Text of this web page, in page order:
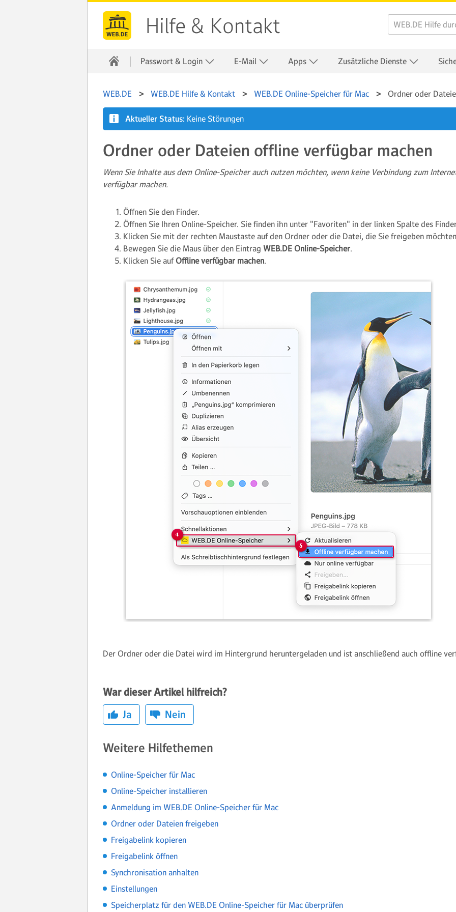
Hilfe & Kontakt
Passwort & Login E-Mail Apps Zusätzliche Dienste
WEB.DE WEB.DE Hilfe & Kontakt WEB.DE Online-Speicher für Mac Ordner oder
Aktueller Status: Keine Störungen
Ordner oder Dateien offline verfügbar machen
Wenn Sie Inhalte aus dem Online-Speicher auch nutzen möchten, wenn keine Verbindung zum
verfügbar machen.
Öffnen Sie den Finder.
Öffnen Sie Ihren Online-Speicher. Sie finden ihn unter "Favoriten" in der linken Spalte des
Klicken Sie mit der rechten Maustaste auf den Ordner oder die Datei, die Sie freigeben
Bewegen Sie die Maus über den Eintrag WEB.DE Online-Speicher.
Klicken Sie auf Offline verfügbar machen.
Der Ordner oder die Datei wird im Hintergrund heruntergeladen und ist anschließend auch offline
War dieser Artikel hilfreich?
Ja
Nein
Weitere Hilfethemen
Online-Speicher für Mac
Online-Speicher installieren
Anmeldung im WEB.DE Online-Speicher für Mac
Ordner oder Dateien freigeben
Freigabelink kopieren
Freigabelink öffnen
Synchronisation anhalten
Einstellungen
Speicherplatz für den WEB.DE Online-Speicher für Mac überprüfen